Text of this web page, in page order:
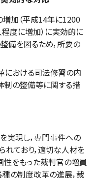
加（平成14年に1200
度に増加）に実効的に
備を図るため，所要の
おける司法修習の内
制の整備等に関する措
実現し，専門事件への
ており，適切な人材を
性をもった裁判官の増員
種の制度改革の進展，裁